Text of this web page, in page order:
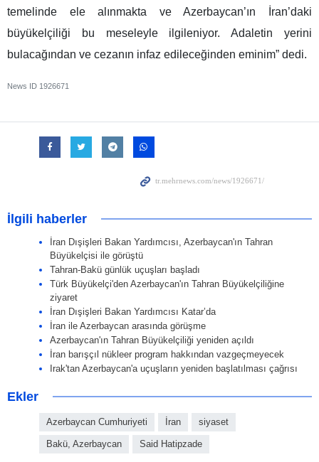
temelinde ele alınmakta ve Azerbaycan’ın İran’daki
büyükelçiliği bu meseleyle ilgileniyor. Adaletin yerini
bulacağından ve cezanın infaz edileceğinden eminim” dedi.
News ID 1926671
İlgili haberler
İran Dışişleri Bakan Yardımcısı, Azerbaycan'ın Tahran
Büyükelçisi ile görüştü
Tahran-Bakü günlük uçuşları başladı
Türk Büyükelçi'den Azerbaycan'ın Tahran Büyükelçiliğine
ziyaret
İran Dışişleri Bakan Yardımcısı Katar’da
İran ile Azerbaycan arasında görüşme
Azerbaycan'ın Tahran Büyükelçiliği yeniden açıldı
İran barışçıl nükleer program hakkından vazgeçmeyecek
Irak'tan Azerbaycan'a uçuşların yeniden başlatılması çağrısı
Ekler
Azerbaycan Cumhuriyeti İran siyaset
Bakü, Azerbaycan Said Hatipzade